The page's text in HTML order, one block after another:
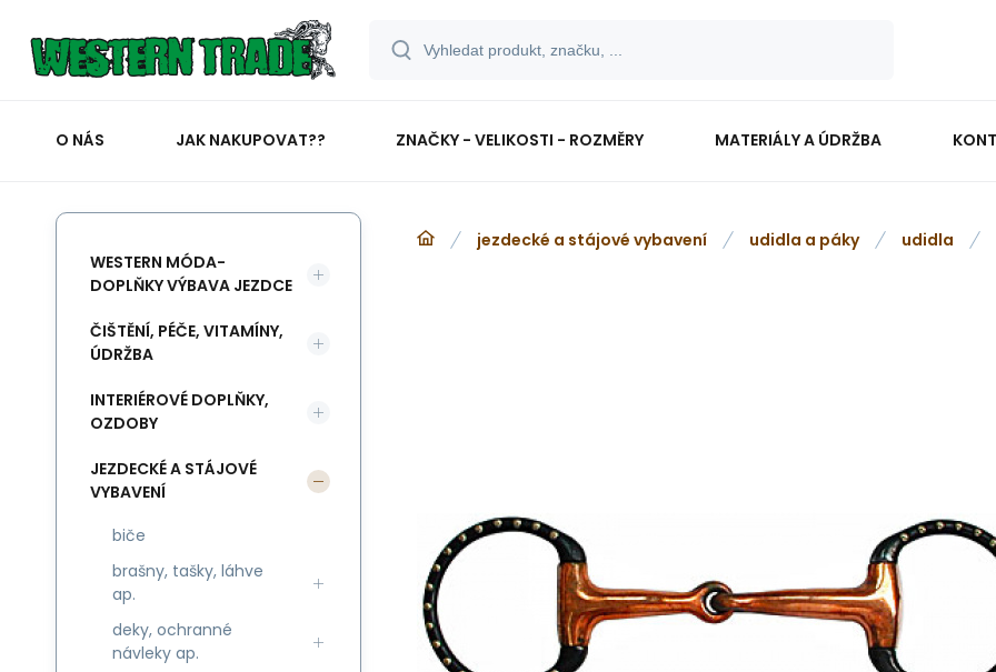
O NÁS JAK NAKUPOVAT?? ZNAČKY - VELIKOSTI - ROZMĚRY MATERIÁLY A ÚDRŽBA
jezdecké a stájové vybavení udidla a páky udidla
WESTERN MÓDA-
DOPLŇKY VÝBAVA JEZDCE
ČIŠTĚNÍ, PÉČE, VITAMÍNY,
ÚDRŽBA
INTERIÉROVÉ DOPLŇKY,
OZDOBY
JEZDECKÉ A STÁJOVÉ
VYBAVENÍ
biče
brašny, tašky, láhve
ap.
deky, ochranné
návleky ap.